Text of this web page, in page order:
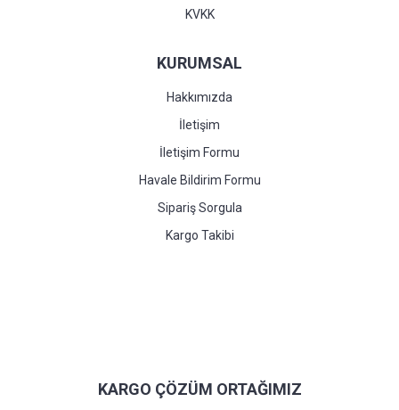
KVKK
KURUMSAL
Hakkımızda
İletişim
İletişim Formu
Havale Bildirim Formu
Sipariş Sorgula
Kargo Takibi
KARGO ÇÖZÜM ORTAĞIMIZ